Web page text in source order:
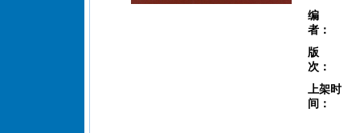
编
者：
版
次：
上架时
间：